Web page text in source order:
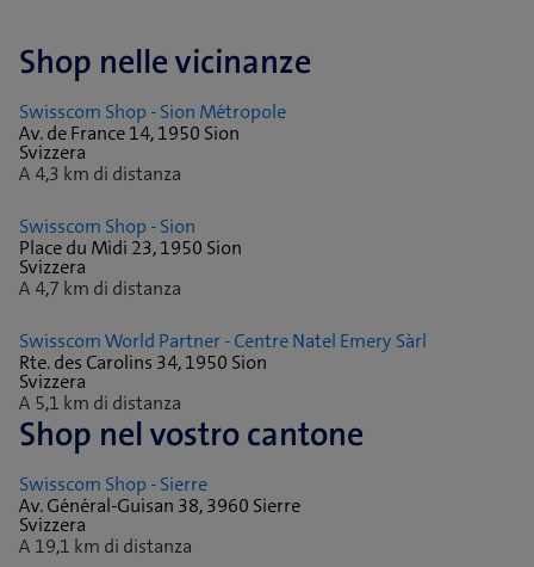
Shop nelle vicinanze
Swisscom Shop - Sion Métropole
Av. de France 14, 1950 Sion
Svizzera
A 4,3 km di distanza
Swisscom Shop - Sion
Place du Midi 23, 1950 Sion
Svizzera
A 4,7 km di distanza
Swisscom World Partner - Centre Natel Emery Sàrl
Rte. des Carolins 34, 1950 Sion
Svizzera
A 5,1 km di distanza
Shop nel vostro cantone
Swisscom Shop - Sierre
Av. Général-Guisan 38, 3960 Sierre
Svizzera
A 19,1 km di distanza